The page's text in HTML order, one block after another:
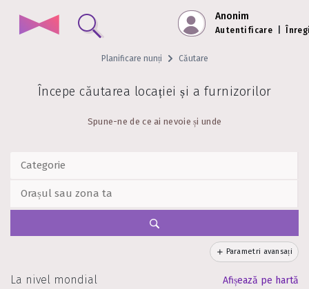
Anonim
Autentificare
Planificare nunți Căutare
Începe căutarea locației și a furnizorilor
Spune-ne de ce ai nevoie și unde
Parametri avansați
La nivel mondial Afișează pe hartă